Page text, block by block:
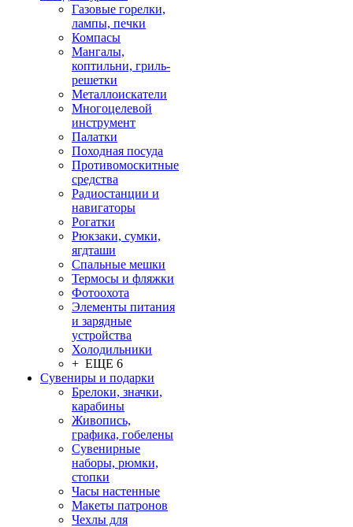
Газовые горелки,
лампы, печки
Компасы
Мангалы,
коптильни, гриль-
решетки
Металлоискатели
Многоцелевой
инструмент
Палатки
Походная посуда
Противомоскитные
средства
Радиостанции и
навигаторы
Рогатки
Рюкзаки, сумки,
ягдташи
Спальные мешки
Термосы и фляжки
Фотоохота
Элементы питания
и зарядные
устройства
Холодильники
+ ЕЩЕ 6
Сувениры и подарки
Брелоки, значки,
карабины
Живопись,
графика, гобелены
Сувенирные
наборы, рюмки,
стопки
Часы настенные
Макеты патронов
Чехлы для